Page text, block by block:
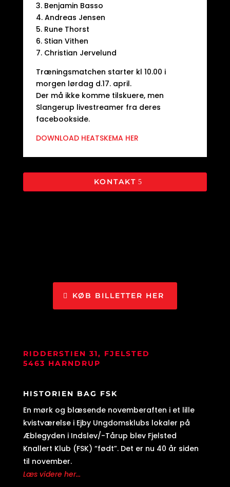
3. Benjamin Basso
4. Andreas Jensen
5. Rune Thorst
6. Stian Vithen
7. Christian Jervelund
Træningsmatchen starter kl 10.00 i
morgen lørdag d.17. april.
Der må ikke komme tilskuere, men
Slangerup livestreamer fra deres
facebookside.
DOWNLOAD HEATSKEMA HER
KONTAKT
KØB BILLETTER HER
RIDDERSTIEN 31, FJELSTED
5463 HARNDRUP
HISTORIEN BAG FSK
En mørk og blæsende novemberaften i et lille
kvistværelse i Ejby Ungdomsklubs lokaler på
Æblegyden i Indslev/-Tårup blev Fjelsted
Knallert Klub (FSK) “født”. Det er nu 40 år siden
til november.
Læs videre her...